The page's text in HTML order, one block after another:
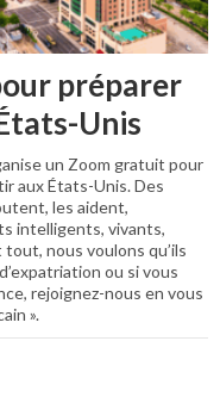
préparer
Unis
un Zoom gratuit pour
aux États-Unis. Des
les aident,
intelligents, vivants,
nous voulons qu’ils
ou si vous
rejoignez-nous en vous
».